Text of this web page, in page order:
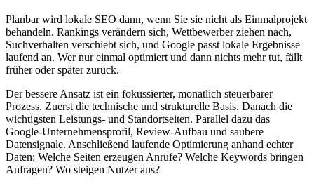
Planbar wird lokale SEO dann, wenn Sie sie nicht als Einmalprojekt
behandeln. Rankings verändern sich, Wettbewerber ziehen nach,
Suchverhalten verschiebt sich, und Google passt lokale Ergebnisse
laufend an. Wer nur einmal optimiert und dann nichts mehr tut, fällt
früher oder später zurück.
Der bessere Ansatz ist ein fokussierter, monatlich steuerbarer
Prozess. Zuerst die technische und strukturelle Basis. Danach die
wichtigsten Leistungs- und Standortseiten. Parallel dazu das
Google-Unternehmensprofil, Review-Aufbau und saubere
Datensignale. Anschließend laufende Optimierung anhand echter
Daten: Welche Seiten erzeugen Anrufe? Welche Keywords bringen
Anfragen? Wo steigen Nutzer aus?